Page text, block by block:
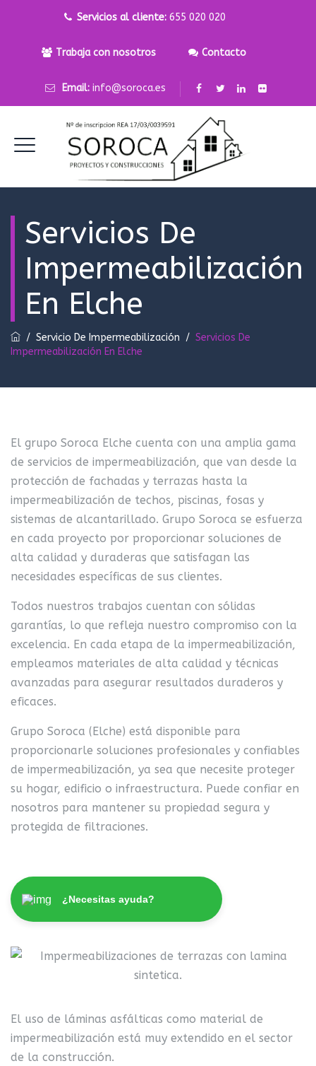
Servicios al cliente:655 020 020
Trabaja con nosotros Contacto
Email: info@soroca.es
Servicios De
Impermeabilización
En Elche
/ Servicio De Impermeabilización / Servicios De
Impermeabilización En Elche
El grupo Soroca Elche cuenta con una amplia gama
de servicios de impermeabilización, que van desde la
protección de fachadas y terrazas hasta la
impermeabilización de techos, piscinas, fosas y
sistemas de alcantarillado. Grupo Soroca se esfuerza
en cada proyecto por proporcionar soluciones de
alta calidad y duraderas que satisfagan las
necesidades específicas de sus clientes.
Todos nuestros trabajos cuentan con sólidas
garantías, lo que refleja nuestro compromiso con la
excelencia. En cada etapa de la impermeabilización,
empleamos materiales de alta calidad y técnicas
avanzadas para asegurar resultados duraderos y
eficaces.
Grupo Soroca (Elche) está disponible para
proporcionarle soluciones profesionales y confiables
de impermeabilización, ya sea que necesite proteger
su hogar, edificio o infraestructura. Puede confiar en
nosotros para mantener su propiedad segura y
protegida de filtraciones.
¿Necesitas ayuda?
El uso de láminas asfálticas como material de
impermeabilización está muy extendido en el sector
de la construcción.